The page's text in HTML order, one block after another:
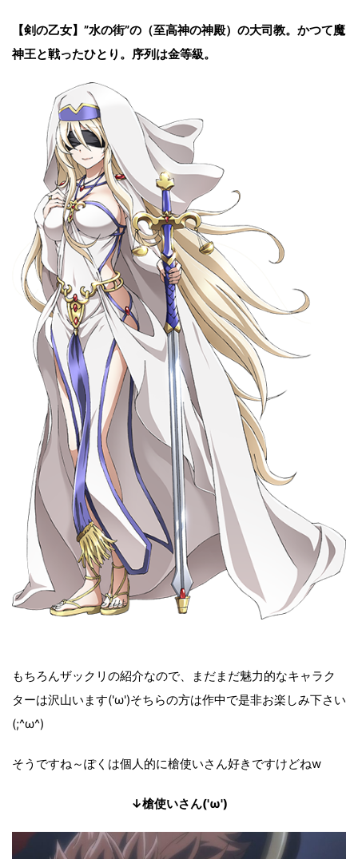
【剣の乙女】 ”水の街”の（至高神の神殿）の大司教。かつて魔
神王と戦ったひとり。序列は金等級。
もちろんザックリの紹介なので、まだまだ魅力的なキャラク
ターは沢山います('ω')そちらの方は作中で是非お楽しみ下さい
(;^ω^)
そうですね～ぽくは個人的に槍使いさん好きですけどねw
↓槍使いさん('ω')